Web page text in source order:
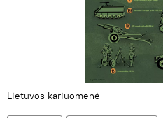
Lietuvos kariuomenė